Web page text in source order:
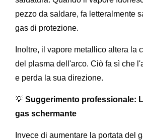
pezzo da saldare, fa letteralmente
gas di protezione.
Inoltre, il vapore metallico altera la
del plasma dell'arco. Ciò fa sì che
e perda la sua direzione.
💡 Suggerimento professionale:
gas schermante
Invece di aumentare la portata del